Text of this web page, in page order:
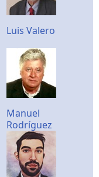
Luis Valero
Manuel
Rodríguez